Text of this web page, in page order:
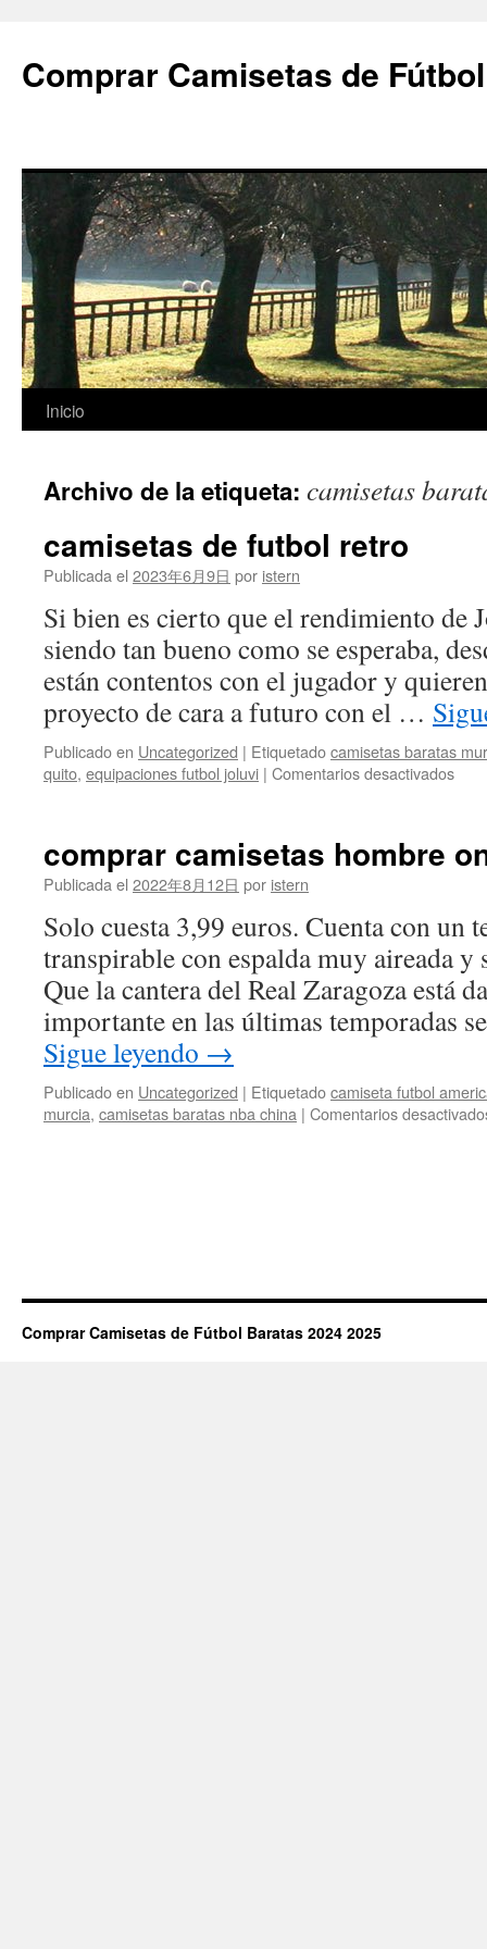
Comprar Camisetas de
Saltar
contenido
Inicio
Archivo de la etiqueta: camisetas
camisetas de futbol retro
Publicada el 2023年6月9日 por istern
Si bien es cierto que el rendimiento de
siendo tan bueno como se esperaba,
están contentos con el jugador y
proyecto de cara a futuro con el …
Publicado en Uncategorized | Etiquetadocamisetas baratas
quito, equipaciones futbol joluvi | Comentarios desactivadosen
retro
comprar camisetas hombre
Publicada el 2022年8月12日 por istern
Solo cuesta 3,99 euros. Cuenta con un
transpirable con espalda muy aireada y
Que la cantera del Real Zaragoza está
importante en las últimas temporadas
Sigue leyendo →
Publicado en Uncategorized | Etiquetadocamiseta futbol
murcia, camisetas baratas nba china | Comentarios
Comprar Camisetas de Fútbol Baratas 2024 2025